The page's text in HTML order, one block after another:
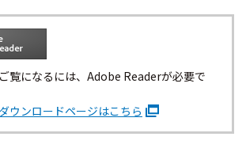
覧になるには、Adobe Readerが必要で
ウンロードページはこちら